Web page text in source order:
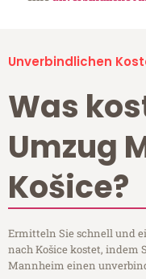
Unverbindlichen
Was
Umzug
Košice?
Ermitteln Sie schnell und
nach Košice kostet, indem
Mannheim einen